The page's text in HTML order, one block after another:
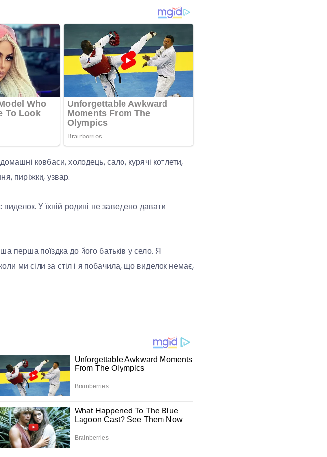
ковбаси, холодець, сало, курячі котлети,
пиріжки, узвар.
У їхній родині не заведено давати
перша поїздка до його батьків у село. Я
ми сіли за стіл і я побачила, що виделок немає,